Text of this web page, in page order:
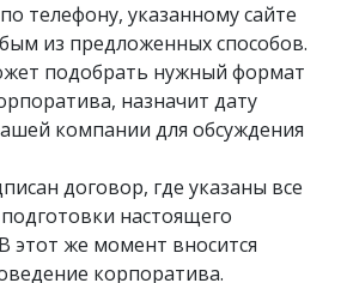
телефону, указанному сайте
из предложенных способов.
подобрать нужный формат
назначит дату
компании для обсуждения
договор, где указаны все
настоящего
этот же момент вносится
корпоратива.